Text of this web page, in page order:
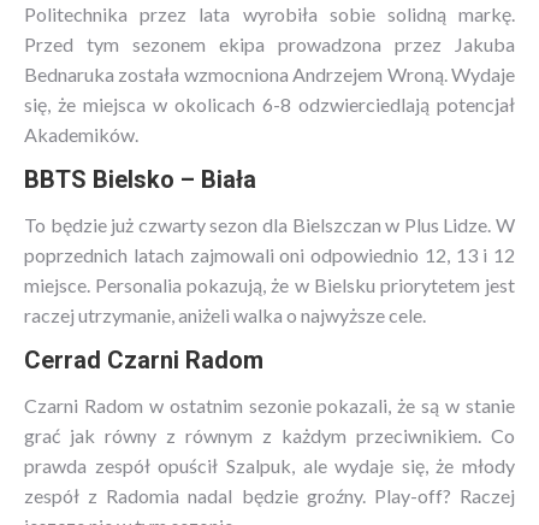
Politechnika przez lata wyrobiła sobie solidną markę.
Przed tym sezonem ekipa prowadzona przez Jakuba
Bednaruka została wzmocniona Andrzejem Wroną. Wydaje
się, że miejsca w okolicach 6-8 odzwierciedlają potencjał
Akademików.
BBTS Bielsko – Biała
To będzie już czwarty sezon dla Bielszczan w Plus Lidze. W
poprzednich latach zajmowali oni odpowiednio 12, 13 i 12
miejsce. Personalia pokazują, że w Bielsku priorytetem jest
raczej utrzymanie, aniżeli walka o najwyższe cele.
Cerrad Czarni Radom
Czarni Radom w ostatnim sezonie pokazali, że są w stanie
grać jak równy z równym z każdym przeciwnikiem. Co
prawda zespół opuścił Szalpuk, ale wydaje się, że młody
zespół z Radomia nadal będzie groźny. Play-off? Raczej